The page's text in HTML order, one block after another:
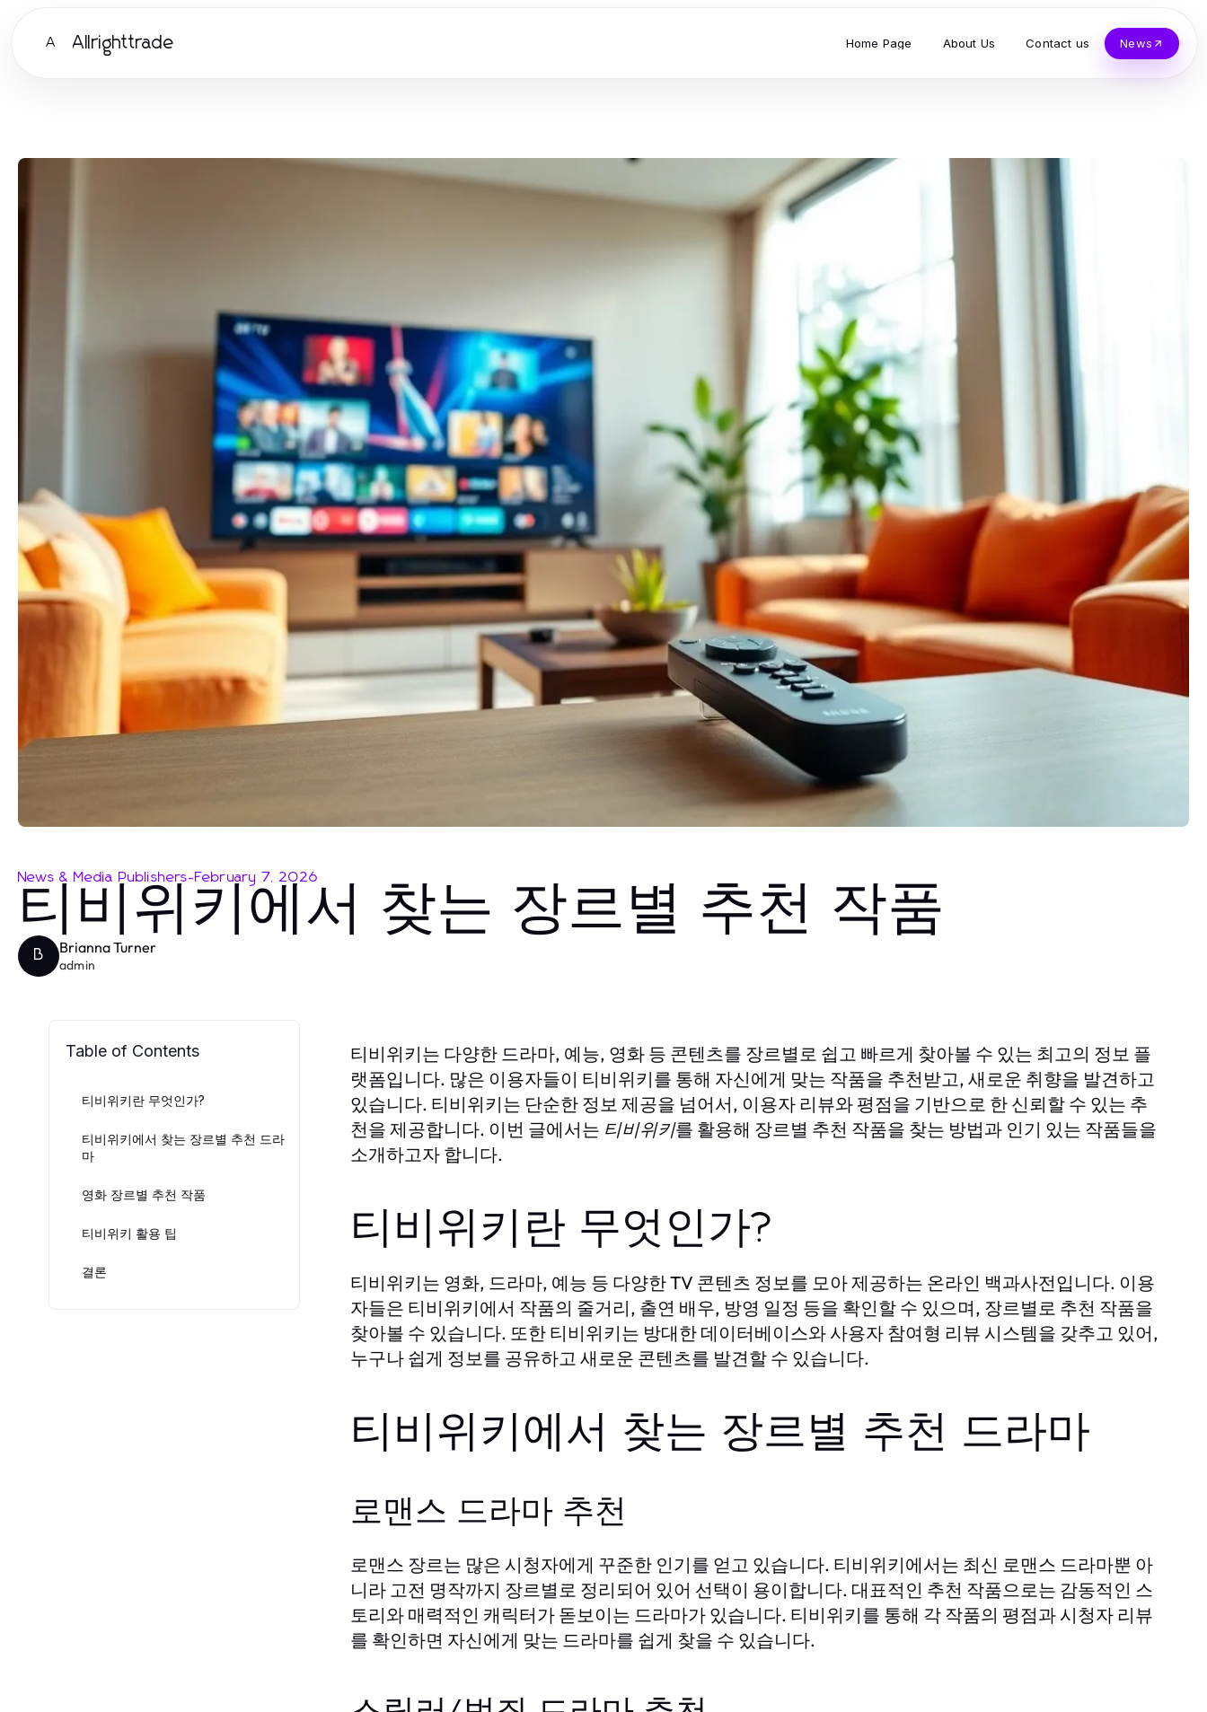
A Allrighttrade Home Page About Us Contact us News
News & Media Publishers-February 7, 2026
티비위키에서 찾는 장르별 추천 작품
B Brianna Turner
admin
Table of Contents
티비위키란 무엇인가?
티비위키에서 찾는 장르별 추천 드라
마
영화 장르별 추천 작품
티비위키 활용 팁
결론
티비위키는 다양한 드라마, 예능, 영화 등 콘텐츠를 장르별로 쉽고 빠르게 찾아볼 수 있는 최고의 정보 플
랫폼입니다. 많은 이용자들이 티비위키를 통해 자신에게 맞는 작품을 추천받고, 새로운 취향을 발견하고
있습니다. 티비위키는 단순한 정보 제공을 넘어서, 이용자 리뷰와 평점을 기반으로 한 신뢰할 수 있는 추
천을 제공합니다. 이번 글에서는 티비위키를 활용해 장르별 추천 작품을 찾는 방법과 인기 있는 작품들을
소개하고자 합니다.
티비위키란 무엇인가?
티비위키는 영화, 드라마, 예능 등 다양한 TV 콘텐츠 정보를 모아 제공하는 온라인 백과사전입니다. 이용
자들은 티비위키에서 작품의 줄거리, 출연 배우, 방영 일정 등을 확인할 수 있으며, 장르별로 추천 작품을
찾아볼 수 있습니다. 또한 티비위키는 방대한 데이터베이스와 사용자 참여형 리뷰 시스템을 갖추고 있어,
누구나 쉽게 정보를 공유하고 새로운 콘텐츠를 발견할 수 있습니다.
티비위키에서 찾는 장르별 추천 드라마
로맨스 드라마 추천
로맨스 장르는 많은 시청자에게 꾸준한 인기를 얻고 있습니다. 티비위키에서는 최신 로맨스 드라마뿐 아
니라 고전 명작까지 장르별로 정리되어 있어 선택이 용이합니다. 대표적인 추천 작품으로는 감동적인 스
토리와 매력적인 캐릭터가 돋보이는 드라마가 있습니다. 티비위키를 통해 각 작품의 평점과 시청자 리뷰
를 확인하면 자신에게 맞는 드라마를 쉽게 찾을 수 있습니다.